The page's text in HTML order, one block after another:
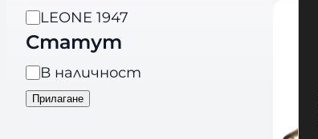
г
о
р
и
B
r
n
d
LEONE 1947
Статут
Н
а
В наличност
Прилагане